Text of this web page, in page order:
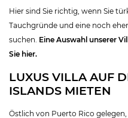
Hier sind Sie richtig, wenn Sie
Tauchgründe und eine noch
suchen. Eine Auswahl unserer
Sie hier.
LUXUS VILLA AUF
ISLANDS MIETEN
Östlich von Puerto Rico